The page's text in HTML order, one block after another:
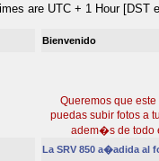
are UTC + 1 Hour [DST
Bienvenido
Queremos que
puedas subir fotos a
adem�s de todo
La SRV 850 a�adida al